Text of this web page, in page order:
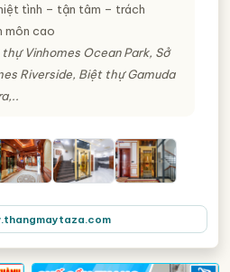
tình – tận tâm – trách
môn cao
Vinhomes Ocean Park, Sở
Riverside, Biệt thự Gamuda